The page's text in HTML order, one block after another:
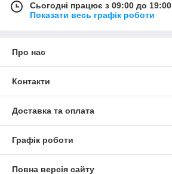
Сьогодні працює з 09:00 до 19:00
Показати весь графік роботи
Про нас
Контакти
Доставка та оплата
Графік роботи
Повна версія сайту